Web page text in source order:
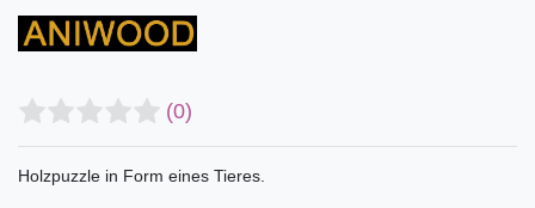
(0)
Holzpuzzle in Form eines Tieres.